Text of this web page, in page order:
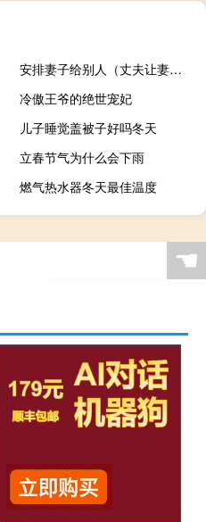
安排妻子给别人（丈夫让妻子给别人弄）
冷傲王爷的绝世宠妃
儿子睡觉盖被子好吗冬天
立春节气为什么会下雨
燃气热水器冬天最佳温度
☚